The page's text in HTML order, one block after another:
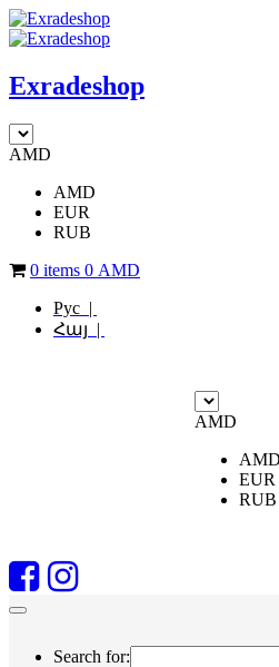
Exradeshop
AMD
AMD
EUR
RUB
0 items 0 AMD
Рус |
Հայ |
AMD
AMD
EUR
RUB
Search for: